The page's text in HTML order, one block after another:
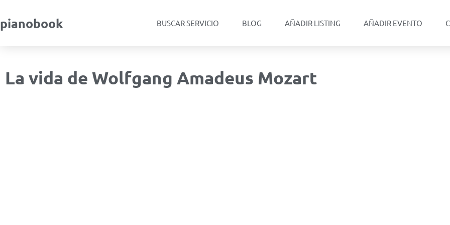
pianobook BUSCAR SERVICIO BLOG AÑADIR LISTING AÑADIR EVENTO
La vida de Wolfgang Amadeus Mozart